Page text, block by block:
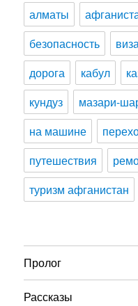
алматы
безопасность
дорога
кабул
кундуз
мазари-
на машине
путешествия
туризм афганистан
Пролог
Рассказы